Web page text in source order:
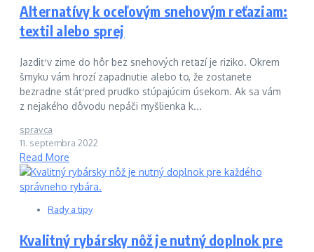
Alternatívy k oceľovým snehovým reťaziam:
textil alebo sprej
Jazdiť v zime do hôr bez snehových reťazí je riziko. Okrem
šmyku vám hrozí zapadnutie alebo to, že zostanete
bezradne stáť pred prudko stúpajúcim úsekom. Ak sa vám
z nejakého dôvodu nepáči myšlienka k...
spravca
11. septembra 2022
Read More
Rady a tipy
Kvalitný rybársky nôž je nutný doplnok pre